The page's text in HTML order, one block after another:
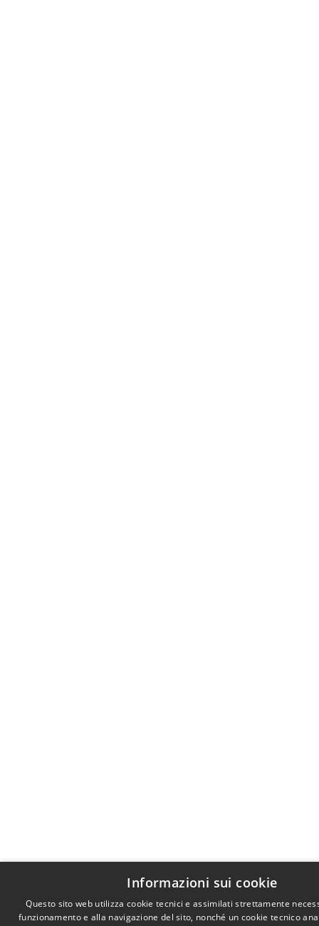
Informazioni sui cookie
Questo sito web utilizza cookie tecnici e assimilati strettamente
funzionamento e alla navigazione del sito, nonché un cookie tecnico